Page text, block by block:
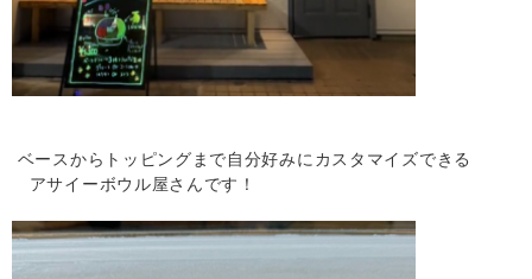
ベースからトッピングまで自分好みにカスタマイズできる
アサイーボウル屋さんです！